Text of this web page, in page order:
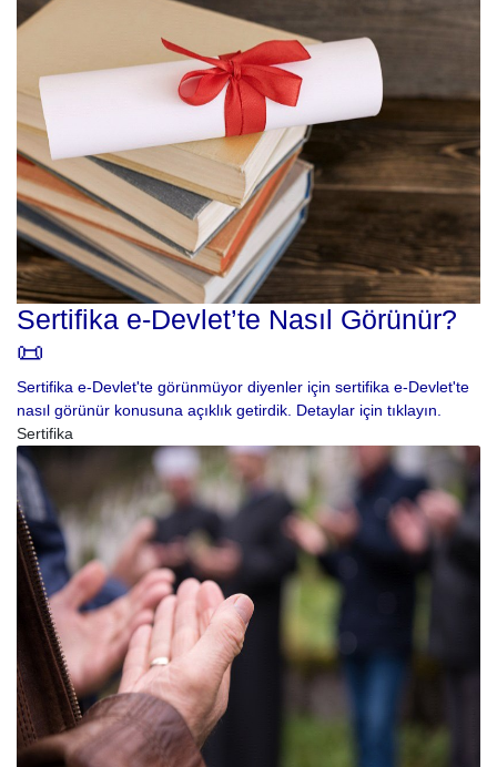
Sertifika e-Devlet’te Nasıl Görünür?
📜
Sertifika e-Devlet'te görünmüyor diyenler için sertifika e-Devlet'te
nasıl görünür konusuna açıklık getirdik. Detaylar için tıklayın.
Sertifika